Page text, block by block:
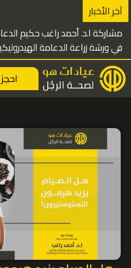
تخطي
المحتوى
آخر الأخبار
مشاركة ا.د. أحمد راغب حكيم
في ورشة زراعة الدعامة الهيدروليكية